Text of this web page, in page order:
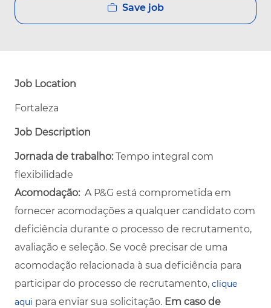
Save job
Job Location
Fortaleza
Job Description
Jornada de trabalho:Tempo integral com
flexibilidade
Acomodação: A P&G está comprometida em
fornecer acomodações a qualquer candidato com
deficiência durante o processo de recrutamento,
avaliação e seleção. Se você precisar de uma
acomodação relacionada à sua deficiência para
participar do processo de recrutamento, clique
aqui para enviar sua solicitação. Em caso de